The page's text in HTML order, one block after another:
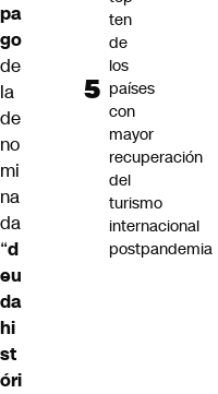
pa
go
de
la
de
no
mi
na
da
“d
eu
da
hi
st
óri
ten
de
los
países
con
mayor
recuperación
del
turismo
internacional
postpandemia